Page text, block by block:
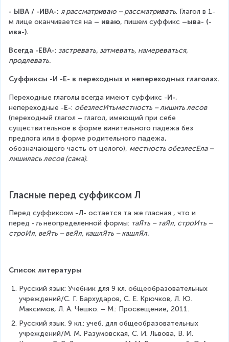
- ЫВА / -ИВА-: я рассматриваю – рассматривать. Глагол в 1-
м лице оканчивается на – иваю, пишем суффикс –ыва- (-
ива-).
Всегда -ЕВА-: застревать, затмевать, намереваться,
продлевать.
Суффиксы -И -Е- в переходных и непереходных глаголах.
Переходные глаголы всегда имеют суффикс -И-,
непереходные -Е-: обезлесИтьместность – лишить лесов
(переходный глагол – глагол, имеющий при себе
существительное в форме винительного падежа без
предлога или в форме родительного падежа,
обозначающего часть от целого), местность обезлесЕла –
лишилась лесов (сама).
Гласные перед суффиксом Л
Перед суффиксом -Л- остается та же гласная , что и
перед -ть неопределенной формы: таЯть – таЯл, строИть –
строИл, веЯть – веЯл, кашлЯть – кашлЯл.
Список литературы
Русский язык: Учебник для 9 кл. общеобразовательных
учреждений/С. Г. Бархударов, С. Е. Крючков, Л. Ю.
Максимов, Л. А. Чешко. – М.: Просвещение, 2011.
Русский язык. 9 кл.: учеб. для общеобразовательных
учреждений/М. М. Разумовская, С. И. Львова, В. И.